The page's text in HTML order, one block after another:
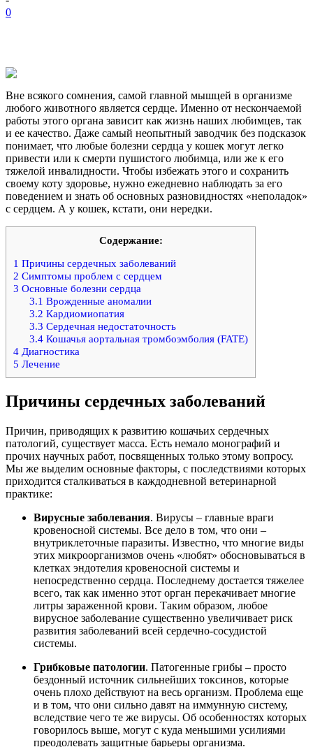
0
Вне всякого сомнения, самой главной мышцей в организме
любого животного является сердце. Именно от нескончаемой
работы этого органа зависит как жизнь наших любимцев, так
и ее качество. Даже самый неопытный заводчик без подсказок
понимает, что любые болезни сердца у кошек могут легко
привести или к смерти пушистого любимца, или же к его
тяжелой инвалидности. Чтобы избежать этого и сохранить
своему коту здоровье, нужно ежедневно наблюдать за его
поведением и знать об основных разновидностях «неполадок»
с сердцем. А у кошек, кстати, они нередки.
Содержание:
1 Причины сердечных заболеваний
2 Симптомы проблем с сердцем
3 Основные болезни сердца
3.1 Врожденные аномалии
3.2 Кардиомиопатия
3.3 Сердечная недостаточность
3.4Кошачья аортальная тромбоэмболия (FATE)
4 Диагностика
5 Лечение
Причины сердечных заболеваний
Причин, приводящих к развитию кошачьих сердечных
патологий, существует масса. Есть немало монографий и
прочих научных работ, посвященных только этому вопросу.
Мы же выделим основные факторы, с последствиями которых
приходится сталкиваться в каждодневной ветеринарной
практике:
Вирусные заболевания. Вирусы – главные враги
кровеносной системы. Все дело в том, что они –
внутриклеточные паразиты. Известно, что многие виды
этих микроорганизмов очень «любят» обосновываться в
клетках эндотелия кровеносной системы и
непосредственно сердца. Последнему достается тяжелее
всего, так как именно этот орган перекачивает многие
литры зараженной крови. Таким образом, любое
вирусное заболевание существенно увеличивает риск
развития заболеваний всей сердечно-сосудистой
системы.
Грибковые патологии. Патогенные грибы – просто
бездонный источник сильнейших токсинов, которые
очень плохо действуют на весь организм. Проблема еще
и в том, что они сильно давят на иммунную систему,
вследствие чего те же вирусы. Об особенностях которых
говорилось выше, могут с куда меньшими усилиями
преодолевать защитные барьеры организма.